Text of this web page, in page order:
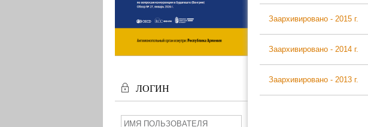
ЛОГИН
Заархивировано - 2015 г.
Заархивировано - 2014 г.
Заархивировано - 2013 г.